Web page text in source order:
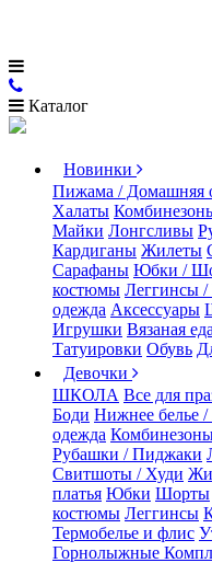
Каталог
Новинки
Пижама / Домашняя
Халаты
Майки Лонгсливы
Кардиганы Жилеты
Сарафаны Юбки /
костюмы Леггинсы /
одежда Аксессуары
Игрушки Вязаная еда
Татуировки Обувь
Девочки
ШКОЛА Все для
Боди Нижнее белье
одежда
Рубашки / Пиджаки
Свитшоты / Худи
платья Юбки Шорты
костюмы Леггинсы
Термобелье и флис
Горнолыжные